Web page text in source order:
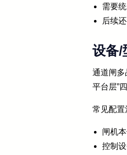
需要
后续
设备/
通道闸多
平台层”
常见配置
闸机
控制